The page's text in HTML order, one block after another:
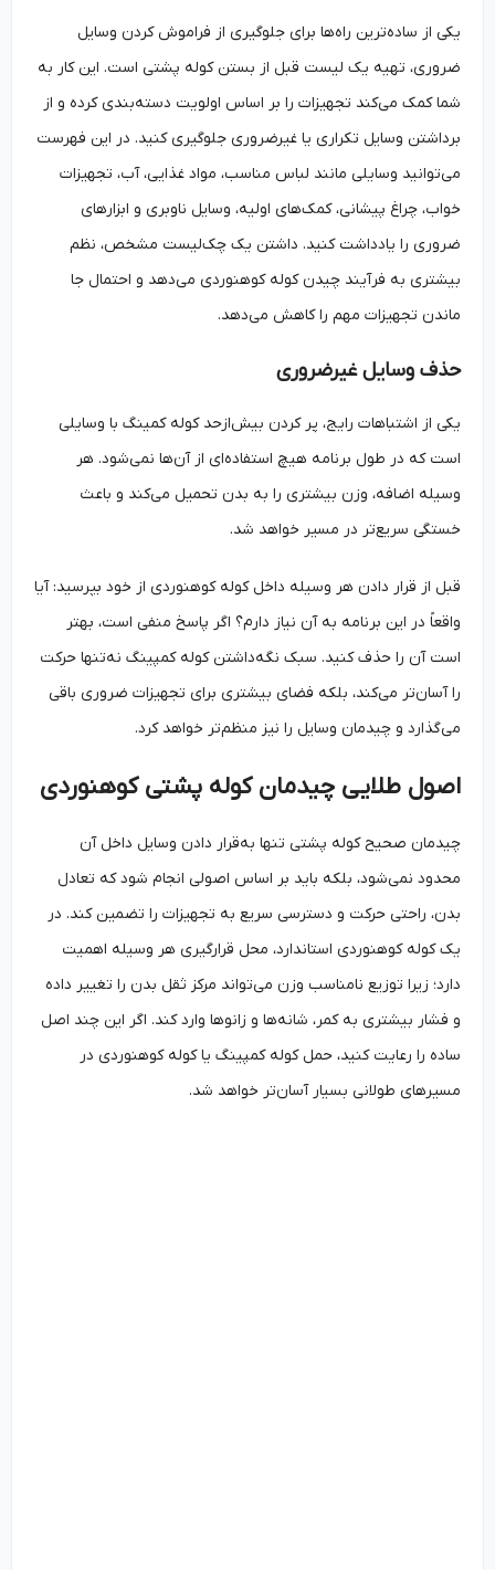
یکی از ساده‌ترین راه‌ها برای جلوگیری از فراموش کردن وسایل
ضروری، تهیه یک لیست قبل از بستن کوله پشتی است. این کار به
شما کمک می‌کند تجهیزات را بر اساس اولویت دسته‌بندی کرده و از
برداشتن وسایل تکراری یا غیرضروری جلوگیری کنید. در این فهرست
می‌توانید وسایلی مانند لباس مناسب، مواد غذایی، آب، تجهیزات
خواب، چراغ پیشانی، کمک‌های اولیه، وسایل ناوبری و ابزارهای
ضروری را یادداشت کنید. داشتن یک چک‌لیست مشخص، نظم
بیشتری به فرآیند چیدن کوله کوهنوردی می‌دهد و احتمال جا
ماندن تجهیزات مهم را کاهش می‌دهد.
حذف وسایل غیرضروری
یکی از اشتباهات رایج، پر کردن بیش‌ازحد کوله کمینگ با وسایلی
است که در طول برنامه هیچ استفاده‌ای از آن‌ها نمی‌شود. هر
وسیله اضافه، وزن بیشتری را به بدن تحمیل می‌کند و باعث
خستگی سریع‌تر در مسیر خواهد شد.
قبل از قرار دادن هر وسیله داخل کوله کوهنوردی از خود بپرسید: آیا
واقعاً در این برنامه به آن نیاز دارم؟ اگر پاسخ منفی است، بهتر
است آن را حذف کنید. سبک نگه‌داشتن کوله کمپینگ نه‌تنها حرکت
را آسان‌تر می‌کند، بلکه فضای بیشتری برای تجهیزات ضروری باقی
می‌گذارد و چیدمان وسایل را نیز منظم‌تر خواهد کرد.
اصول طلایی چیدمان کوله پشتی کوهنوردی
چیدمان صحیح کوله پشتی تنها به‌قرار دادن وسایل داخل آن
محدود نمی‌شود، بلکه باید بر اساس اصولی انجام شود که تعادل
بدن، راحتی حرکت و دسترسی سریع به تجهیزات را تضمین کند. در
یک کوله کوهنوردی استاندارد، محل قرارگیری هر وسیله اهمیت
دارد؛ زیرا توزیع نامناسب وزن می‌تواند مرکز ثقل بدن را تغییر داده
و فشار بیشتری به کمر، شانه‌ها و زانوها وارد کند. اگر این چند اصل
ساده را رعایت کنید، حمل کوله کمپینگ یا کوله کوهنوردی در
مسیرهای طولانی بسیار آسان‌تر خواهد شد.